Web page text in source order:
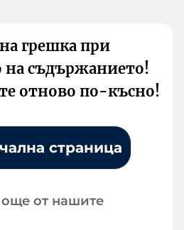
грешка при
на съдържанието!
отново по-късно!
страница
от нашите